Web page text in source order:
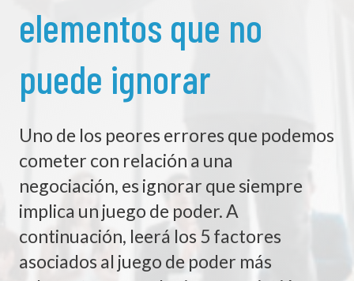
elementos que no
puede ignorar
Uno de los peores errores que podemos
cometer con relación a una
negociación, es ignorar que siempre
implica un juego de poder. A
continuación, leerá los 5 factores
asociados al juego de poder más